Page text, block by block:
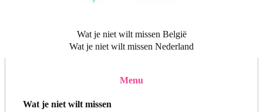
Wat je niet wilt missen België
Wat je niet wilt missen Nederland
Menu
Wat je niet wilt missen